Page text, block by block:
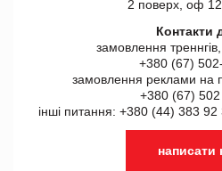
2 поверх, оф
Контакти
замовлення
+380 (67)
замовлення реклами на
+380 (67) 502
інші питання: +380 (44) 383
написати